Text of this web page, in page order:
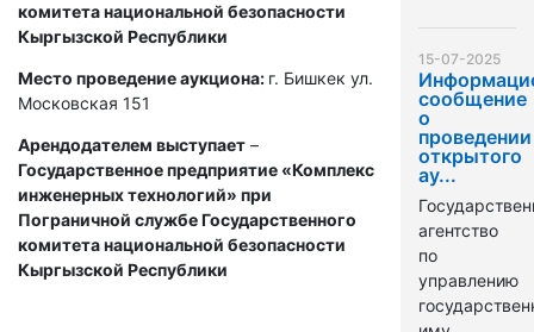
комитета национальной безопасности
Кыргызской Республики
Место проведение аукциона: г. Бишкек ул.
Московская 151
Арендодателем выступает –
Государственное предприятие «Комплекс
инженерных технологий» при
Пограничной службе Государственного
комитета национальной безопасности
Кыргызской Республики
15-07-2025
сообщение
о
проведении
открытого
ау...
агентство
по
управлению